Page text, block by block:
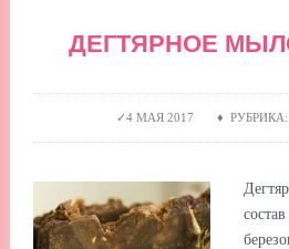
ДЕГТЯРНОЕ
4 МАЯ 2017 ♦